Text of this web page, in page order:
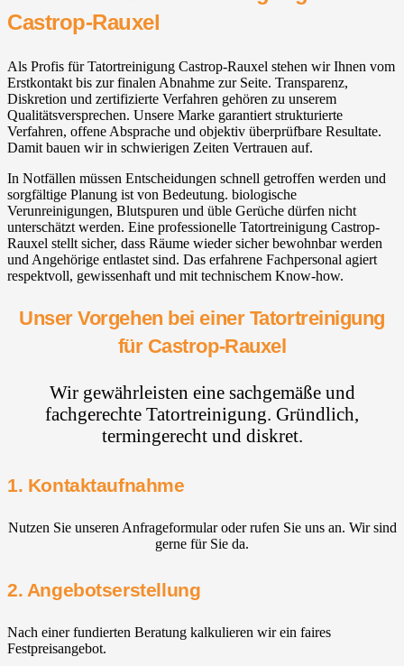
Castrop-Rauxel
Als Profis für Tatortreinigung Castrop-Rauxel stehen wir Ihnen vom
Erstkontakt bis zur finalen Abnahme zur Seite. Transparenz,
Diskretion und zertifizierte Verfahren gehören zu unserem
Qualitätsversprechen. Unsere Marke garantiert strukturierte
Verfahren, offene Absprache und objektiv überprüfbare Resultate.
Damit bauen wir in schwierigen Zeiten Vertrauen auf.
In Notfällen müssen Entscheidungen schnell getroffen werden und
sorgfältige Planung ist von Bedeutung. biologische
Verunreinigungen, Blutspuren und üble Gerüche dürfen nicht
unterschätzt werden. Eine professionelle Tatortreinigung Castrop-
Rauxel stellt sicher, dass Räume wieder sicher bewohnbar werden
und Angehörige entlastet sind. Das erfahrene Fachpersonal agiert
respektvoll, gewissenhaft und mit technischem Know-how.
Unser Vorgehen bei einer Tatortreinigung
für Castrop-Rauxel
Wir gewährleisten eine sachgemäße und
fachgerechte Tatortreinigung. Gründlich,
termingerecht und diskret.
1. Kontaktaufnahme
Nutzen Sie unseren Anfrageformular oder rufen Sie uns an. Wir sind
gerne für Sie da.
2. Angebotserstellung
Nach einer fundierten Beratung kalkulieren wir ein faires
Festpreisangebot.